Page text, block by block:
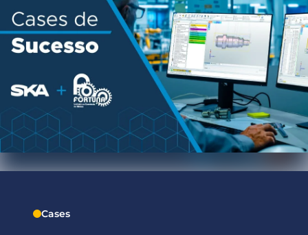
Cases